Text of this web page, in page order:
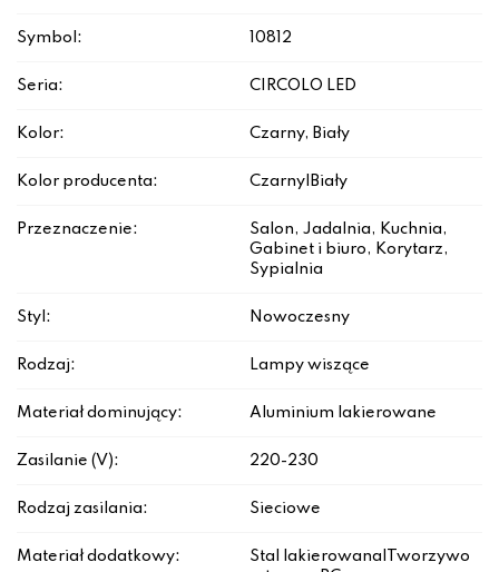
Symbol: 10812
Seria: CIRCOLO LED
Kolor: Czarny, Biały
Kolor producenta: Czarny|Biały
Przeznaczenie:
Salon, Jadalnia, Kuchnia,
Gabinet i biuro, Korytarz,
Sypialnia
Styl: Nowoczesny
Rodzaj: Lampy wiszące
Materiał dominujący: Aluminium lakierowane
Zasilanie (V): 220-230
Rodzaj zasilania: Sieciowe
Materiał dodatkowy:
Stal lakierowana|Tworzywo